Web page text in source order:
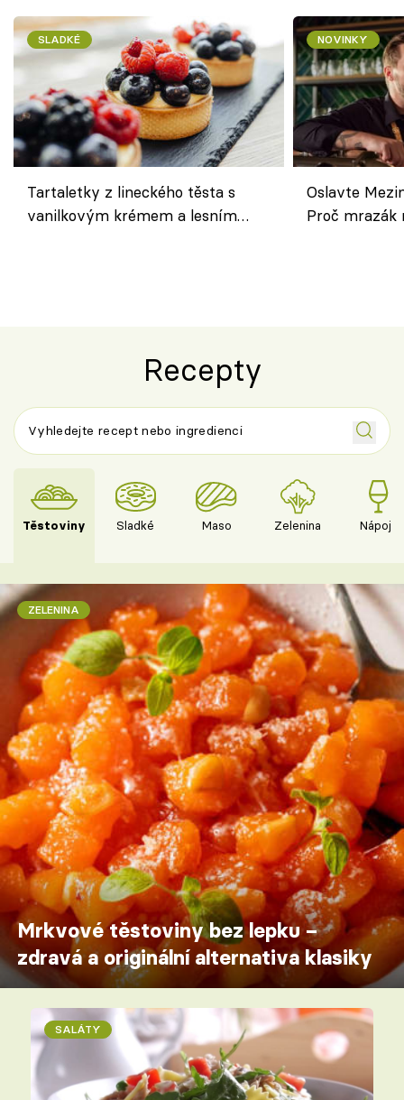
SLADKÉ
Tartaletky z lineckého těsta s
vanilkovým krémem a lesním
NOVINKY
Oslavte
Proč
Recepty
Těstoviny Sladké Maso Zelenina Nápoje
ZELENINA
Mrkvové těstoviny bez lepku –
zdravá a originální alternativa klasiky
SALÁTY